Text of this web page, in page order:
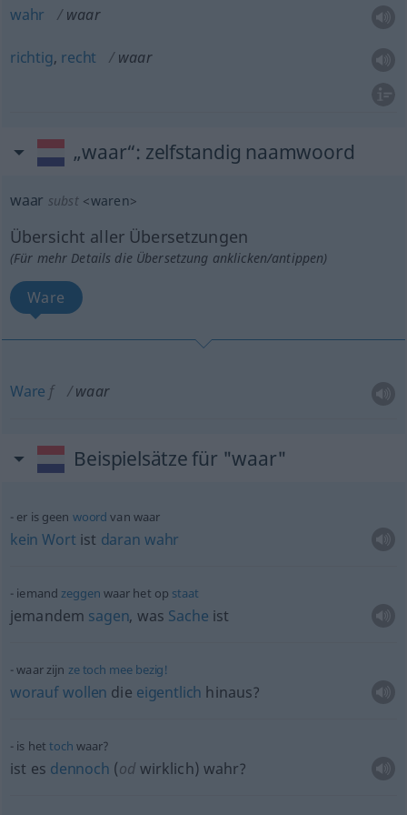
wahr waar
richtig, recht waar
„waar“: zelfstandig naamwoord
waar subst <waren>
Übersicht aller Übersetzungen
(Für mehr Details die Übersetzung anklicken/antippen)
Ware
Ware f waar
Beispielsätze für "waar"
er is geen woord van waar
kein Wort ist daran wahr
iemandzeggen waar het op staat
jemandem sagen, was Sache ist
waar zijn ze toch mee bezig!
woraufwollen die eigentlich hinaus?
is hettoch waar?
ist es dennoch (od wirklich) wahr?